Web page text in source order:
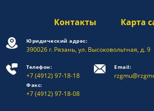
Контакты Карта
Юридический адрес:
390026 г. Рязань, ул. Высоковольтная, д. 9
Телефон:
+7 (4912) 97-18-18
Факс:
+7 (4912) 97-18-08
Email: